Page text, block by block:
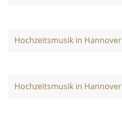
Hochzeitsmusik in Hannover
Hochzeitsmusik in Hannover